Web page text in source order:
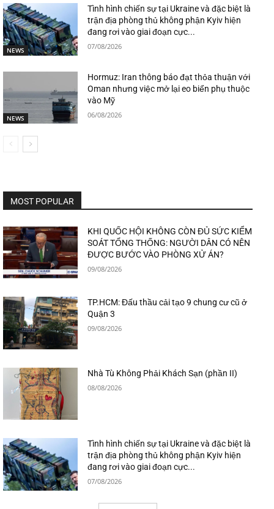
NEWS
Tình hình chiến sự tại Ukraine và đặc biệt là
trận địa phòng thủ không phận Kyiv hiện
đang rơi vào giai đoạn cực...
07/08/2026
NEWS
Hormuz: Iran thông báo đạt thỏa thuận với
Oman nhưng việc mở lại eo biển phụ thuộc
vào Mỹ
06/08/2026
MOST POPULAR
KHI QUỐC HỘI KHÔNG CÒN ĐỦ SỨC KIỂM
SOÁT TỔNG THỐNG: NGƯỜI DÂN CÓ NÊN
ĐƯỢC BƯỚC VÀO PHÒNG XỬ ÁN?
09/08/2026
TP.HCM: Đấu thầu cải tạo 9 chung cư cũ ở
Quận 3
09/08/2026
Nhà Tù Không Phải Khách Sạn (phần II)
08/08/2026
Tình hình chiến sự tại Ukraine và đặc biệt là
trận địa phòng thủ không phận Kyiv hiện
đang rơi vào giai đoạn cực...
07/08/2026